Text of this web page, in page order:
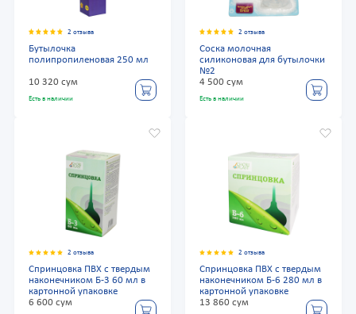
2 отзыва
Бутылочка
полипропиленовая 250 мл
10 320 сум
Есть в наличии
2 отзыва
Соска молочная
силиконовая для бутылочки
№2
4 500 сум
Есть в наличии
2 отзыва
Спринцовка ПВХ с твердым
наконечником Б-3 60 мл в
картонной упаковке
6 600 сум
2 отзыва
Спринцовка ПВХ с твердым
наконечником Б-6 280 мл в
картонной упаковке
13 860 сум